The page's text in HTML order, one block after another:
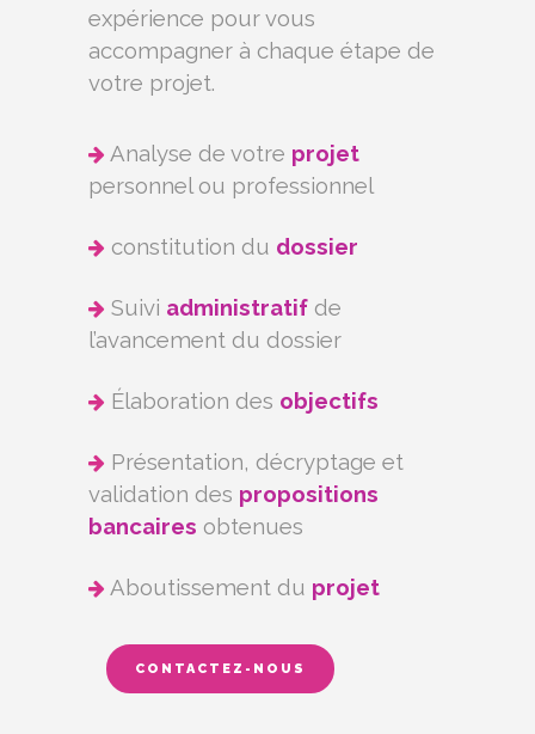
expérience pour vous
accompagner à chaque étape de
votre projet.
Analyse de votre projet
personnel ou professionnel
constitution du dossier
Suivi administratif de
l’avancement du dossier
Élaboration des objectifs
Présentation, décryptage et
validation des propositions
bancaires obtenues
Aboutissement du projet
CONTACTEZ-NOUS